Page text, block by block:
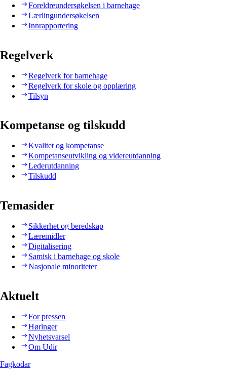
Foreldreundersøkelsen i barnehage
Lærlingundersøkelsen
Innrapportering
Regelverk
Regelverk for barnehage
Regelverk for skole og opplæring
Tilsyn
Kompetanse og tilskudd
Kvalitet og kompetanse
Kompetanseutvikling og videreutdanning
Lederutdanning
Tilskudd
Temasider
Sikkerhet og beredskap
Læremidler
Digitalisering
Samisk i barnehage og skole
Nasjonale minoriteter
Aktuelt
For pressen
Høringer
Nyhetsvarsel
Om Udir
Fagkodar